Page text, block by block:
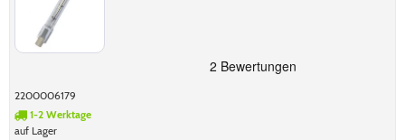
2200006179
1-2 Werktage
auf Lager